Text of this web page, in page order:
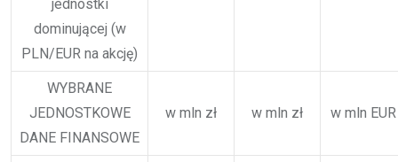
jednostki
dominującej (w
PLN/EUR na akcję)
WYBRANE
JEDNOSTKOWE
DANE FINANSOWE
w mln zł w mln zł w mln EUR